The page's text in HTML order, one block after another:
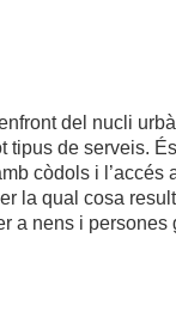
del nucli
tipus de serveis.
còdols i l’accés
la qual cosa
a nens i persones